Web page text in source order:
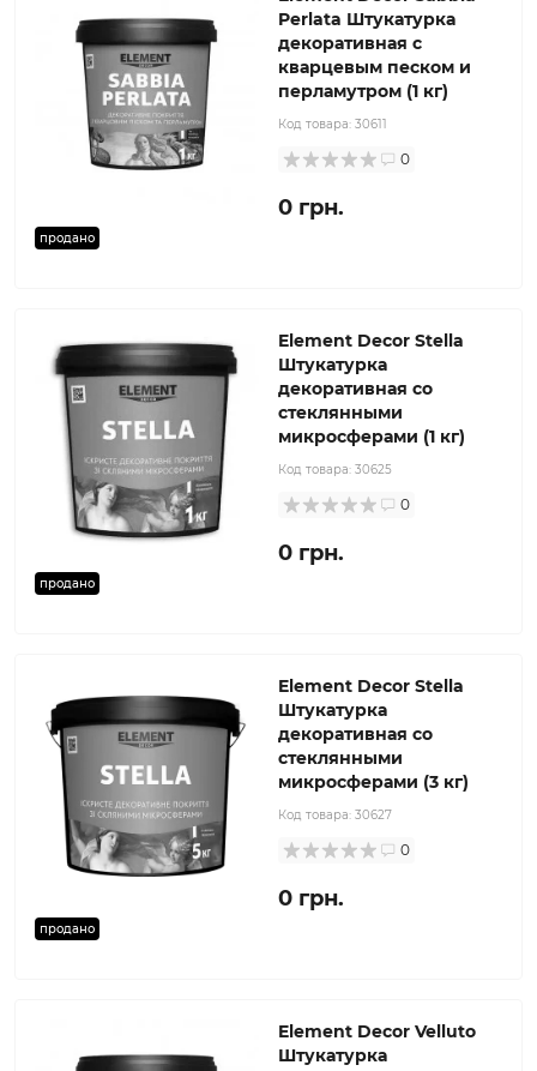
продано
Perlata Штукатурка
декоративная с
кварцевым песком и
перламутром (1 кг)
Код товара: 30611
0
0 грн.
продано
Element Decor Stella
Штукатурка
декоративная со
стеклянными
микросферами (1 кг)
Код товара: 30625
0
0 грн.
продано
Element Decor Stella
Штукатурка
декоративная со
стеклянными
микросферами (3 кг)
Код товара: 30627
0
0 грн.
Element Decor Velluto
Штукатурка